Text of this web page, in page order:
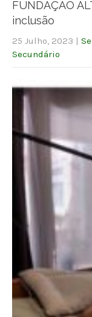
FUNDAÇÃO
inclusão
25 Julho, 2023 |
Secundário